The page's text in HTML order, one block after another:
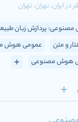
درایران، تهران، تهران
پردازش زبان
و متن
عمومی هوش
هوش مصنوعی